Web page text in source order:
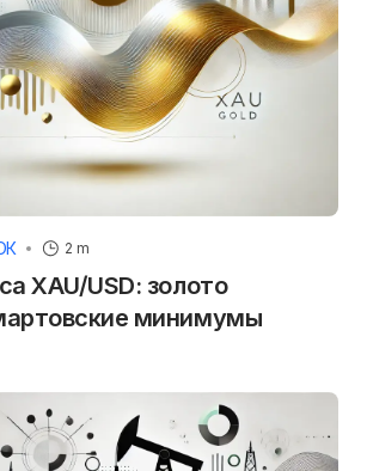
2 m
XAU/USD: золото
минимумы